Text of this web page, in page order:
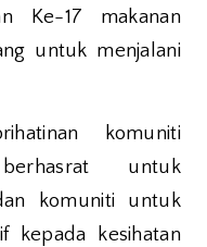
Ke-17 makanan
untuk menjalani
komuniti
untuk
komuniti untuk
kepada kesihatan